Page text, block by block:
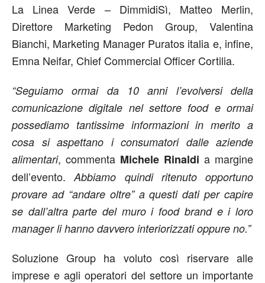
La Linea Verde – DimmidiSì, Matteo Merlin,
Direttore Marketing Pedon Group, Valentina
Bianchi, Marketing Manager Puratos italia e, infine,
Emna Neifar, Chief Commercial Officer Cortilia.
“Seguiamo ormai da 10 anni l’evolversi della
comunicazione digitale nel settore food e ormai
possediamo tantissime informazioni in merito a
cosa si aspettano i consumatori dalle aziende
alimentari, commenta Michele Rinaldi a margine
dell’evento.Abbiamo quindi ritenuto opportuno
provare ad “andare oltre” a questi dati per capire
se dall’altra parte del muro i food brand e i loro
manager li hanno davvero interiorizzati oppure no.”
Soluzione Group ha voluto così riservare alle
imprese e agli operatori del settore un importante